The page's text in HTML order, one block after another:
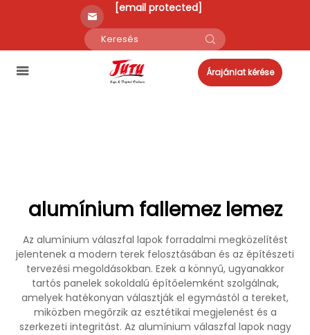
[email protected]
Árajánlat kérése
alumínium fallemez lemez
Az alumínium válaszfal lapok forradalmi megközelítést
jelentenek a modern terek felosztásában és az építészeti
tervezési megoldásokban. Ezek a könnyű, ugyanakkor
tartós panelek sokoldalú építőelemként szolgálnak,
amelyek hatékonyan választják el egymástól a tereket,
miközben megőrzik az esztétikai megjelenést és a
szerkezeti integritást. Az alumínium válaszfal lapok nagy